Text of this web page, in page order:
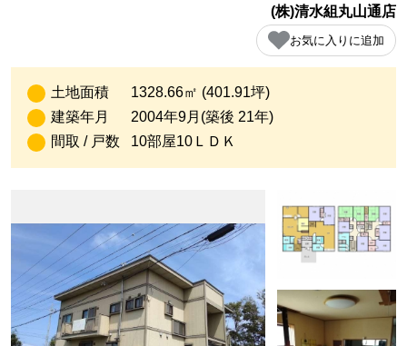
(株)清水組丸山通店
お気に入りに追加
土地面積
1328.66㎡ (401.91坪)
建築年月
2004年9月(築後 21年)
間取 / 戸数
10部屋10ＬＤＫ